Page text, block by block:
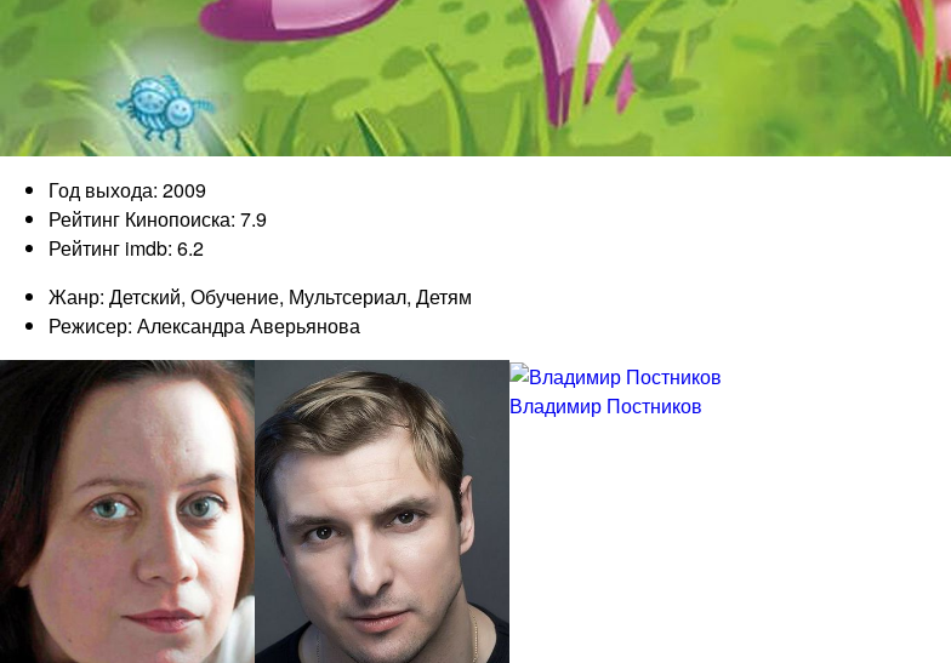
Год выхода: 2009
Рейтинг Кинопоиска: 7.9
Рейтинг imdb: 6.2
Жанр: Детский, Обучение, Мультсериал, Детям
Режисер: Александра Аверьянова
Владимир Постников